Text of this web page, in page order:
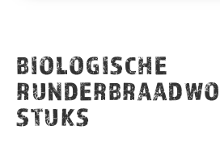
BIOLOGISCHE
STUKS